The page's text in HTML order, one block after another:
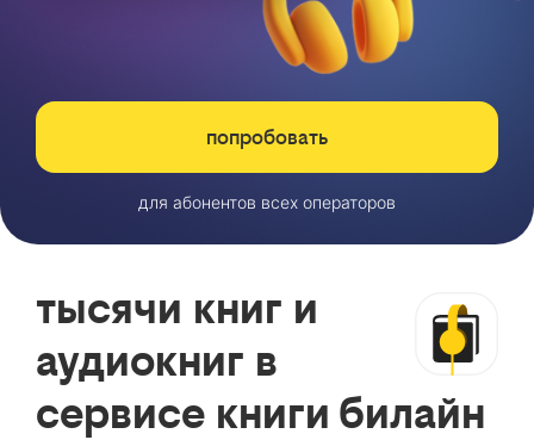
попробовать
для абонентов всех операторов
тысячи книг и
аудиокниг в
сервисе книги билайн